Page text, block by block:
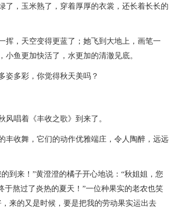
了，玉米熟了，穿着厚厚的衣裳，还长着长长的
挥，天空变得更蓝了；她飞到大地上，画笔一
鱼更加快活了，水更加的清澈见底。
姿多彩，你觉得秋天美吗？
唱着《丰收之歌》到来了。
丰收舞，它们的动作优雅端庄，令人陶醉，远远
到来！”黄澄澄的橘子开心地说：“秋姐姐，您
熬过了炎热的夏天！”一位种果实的老农也笑
来的又是时候，要是把我的劳动果实运出去